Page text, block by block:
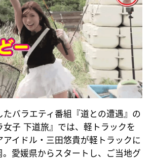
たバラエティ番組『道との遭遇』の
女子 下道旅』では、軽トラックを
アイドル・三田悠貴が軽トラックに
。愛媛県からスタートし、ご当地グ